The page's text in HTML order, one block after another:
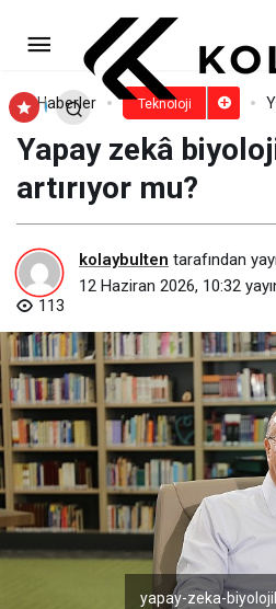
Haberler Teknoloji
Yapay zekâ
artırıyor mu?
kolaybulten tarafından
12 Haziran 2026, 10:32
113
yapay-zeka-
Oyun
Sahneye Çıktı: Son Bir
Vuran 16 Yapım
Yorum Yap